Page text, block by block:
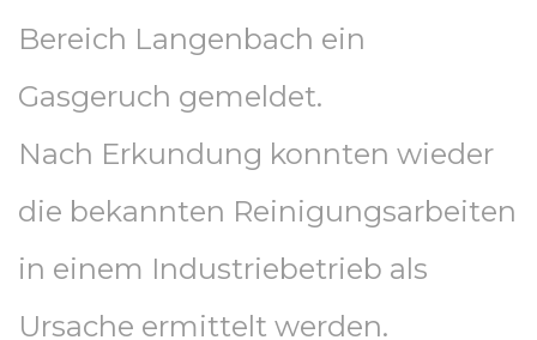
Bereich Langenbach ein
Gasgeruch gemeldet.
Nach Erkundung konnten wieder
die bekannten Reinigungsarbeiten
in einem Industriebetrieb als
Ursache ermittelt werden.